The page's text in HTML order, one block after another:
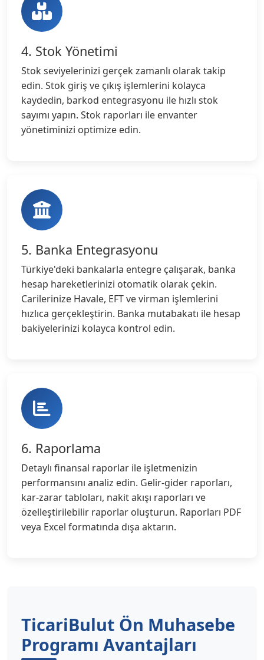
4. Stok Yönetimi
Stok seviyelerinizi gerçek zamanlı olarak takip
edin. Stok giriş ve çıkış işlemlerini kolayca
kaydedin, barkod entegrasyonu ile hızlı stok
sayımı yapın. Stok raporları ile envanter
yönetiminizi optimize edin.
5. Banka Entegrasyonu
Türkiye'deki bankalarla entegre çalışarak, banka
hesap hareketlerinizi otomatik olarak çekin.
Carilerinize Havale, EFT ve virman işlemlerini
hızlıca gerçekleştirin. Banka mutabakatı ile hesap
bakiyelerinizi kolayca kontrol edin.
6. Raporlama
Detaylı finansal raporlar ile işletmenizin
performansını analiz edin. Gelir-gider raporları,
kar-zarar tabloları, nakit akışı raporları ve
özelleştirilebilir raporlar oluşturun. Raporları PDF
veya Excel formatında dışa aktarın.
TicariBulut Ön Muhasebe
Programı Avantajları